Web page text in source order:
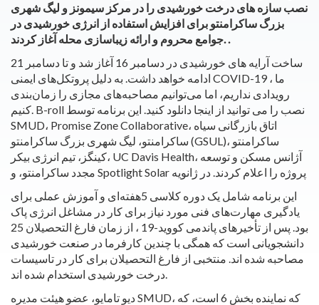
نصب سازه های درخت خورشیدی را در مرکز سیمونز و لیگ شهری
بزرگ ساکرامنتو برای افزایش استفاده از انرژی خورشیدی در
جوامع محروم و ارائه زیباسازی محله آغاز کردند. .
ساخت آرایه های خورشیدی در دسامبر 16 آغاز شد و تا دسامبر 21
ادامه خواهد داشت. به دلیل پروتکل‌های ایمنی COVID-19 ، ما
رویدادی نداریم، اما می‌توانیم مصاحبه‌های مجازی را زمان‌بندی
کنیم. B-roll نصب را می توانید از اینجا دانلود کنید. این برنامه توسط
SMUD، Promise Zone Collaborative، اتاق بازرگانی سیاه
ساکرامنتو، لیگ شهری بزرگ ساکرامنتو (GSUL)، ساکرامنتو
کینگز، تیم انرژی بیکر، UC Davis Health، آژانس مسکن و توسعه
مجدد ساکرامنتو، و Spotlight Solar پروژه را اعلام کردند. در ژانویه
این برنامه شامل یک دوره کلاسی 5هفته‌ای و آموزش عملی برای
یادگیری مهارت‌های فنی مورد نیاز برای کار در مشاغل انرژی پاک
بود. پس از تأخیرهای پاندمی کووید-19 ، از زمان فارغ التحصیلان 25
دانشجویانی است که همگی با چندین کارفرما در صنعت خورشیدی
مصاحبه شده اند. منتخبی از فارغ التحصیلان برای کار در تاسیسات
درخت خورشیدی استخدام شده اند.
دیو تامایو، عضو هیئت مدیره SMUD، که نماینده بخش 6 است، که